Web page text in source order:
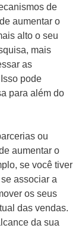
de
aumentar o
alto o seu
mais
as
pode
para além do
ou
aumentar o
se você tiver
associar a
os seus
das vendas.
da sua